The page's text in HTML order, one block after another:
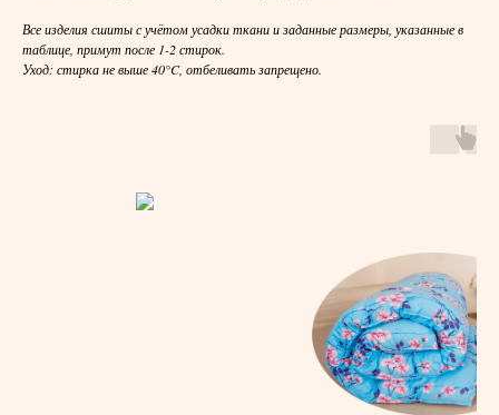
Все изделия сшиты с учётом усадки ткани и заданные размеры, указанные в
таблице, примут после 1-2 стирок.
Уход: стирка не выше 40°C, отбеливать запрещено.